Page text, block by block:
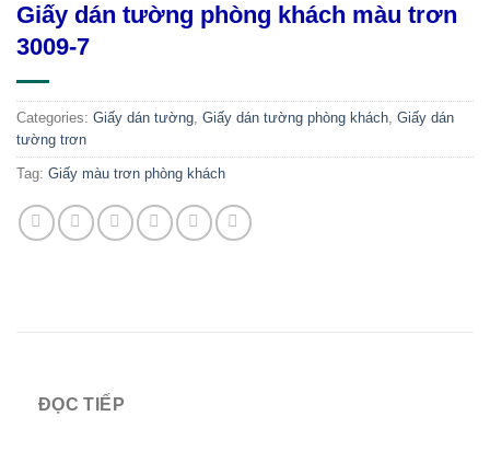
Giấy dán tường phòng khách màu trơn
3009-7
Categories: Giấy dán tường, Giấy dán tường phòng khách, Giấy dán
tường trơn
Tag: Giấy màu trơn phòng khách
ĐỌC TIẾP